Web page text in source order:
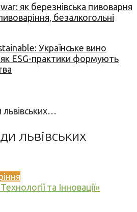
як березнівська пивоварня
безалкогольні
Українське вино
ESG-практики формують
львівських…
львівських
та Інновації»